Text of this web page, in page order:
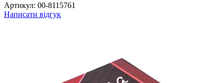
Артикул: 00-8115761
Написати відгук